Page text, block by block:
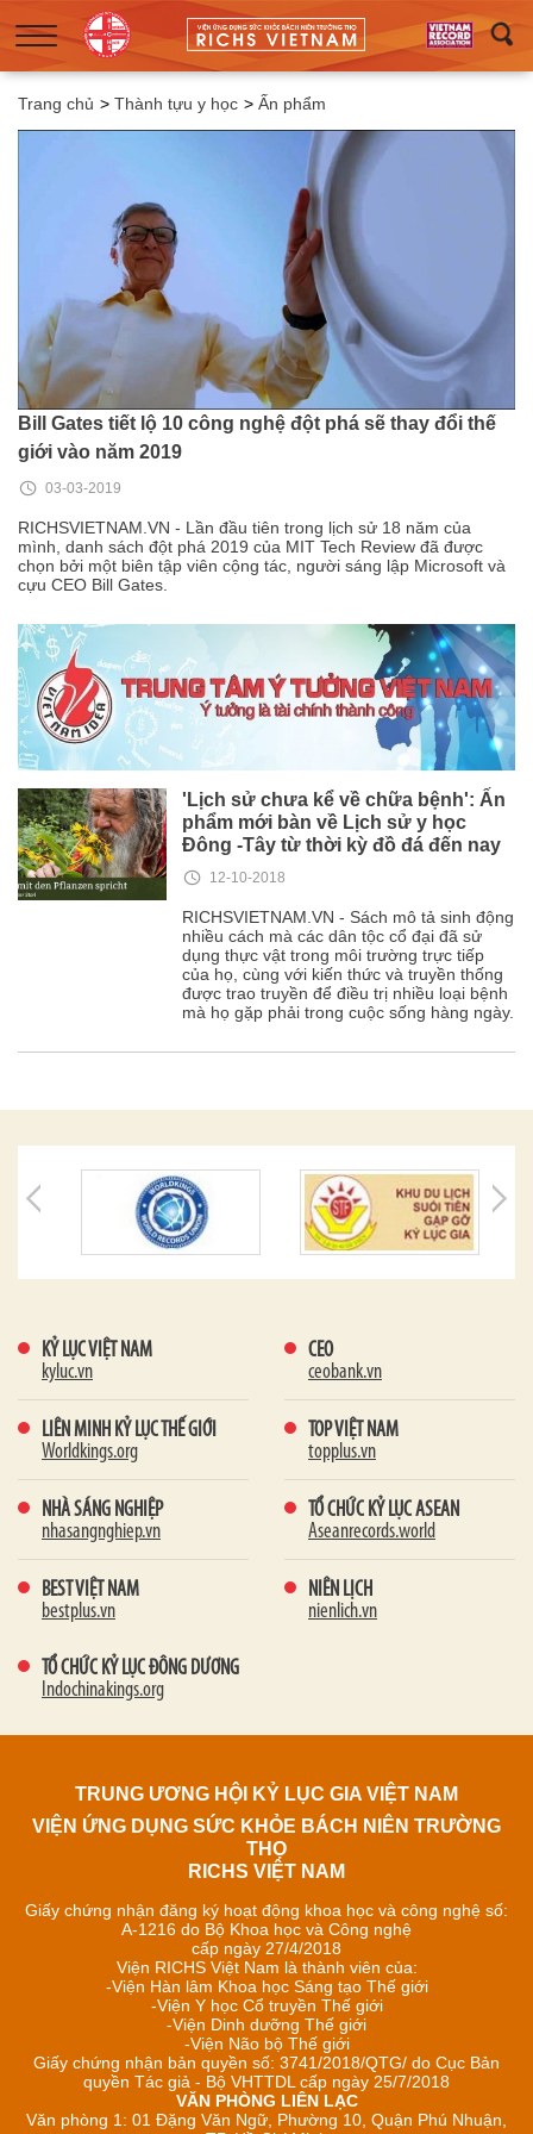
Trang chủ > Thành tựu y học > Ấn phẩm
Bill Gates tiết lộ 10 công nghệ đột phá sẽ thay đổi thế
giới vào năm 2019
03-03-2019
RICHSVIETNAM.VN - Lần đầu tiên trong lịch sử 18 năm của
mình, danh sách đột phá 2019 của MIT Tech Review đã được
chọn bởi một biên tập viên cộng tác, người sáng lập Microsoft và
cựu CEO Bill Gates.
'Lịch sử chưa kể về chữa bệnh': Ấn
phẩm mới bàn về Lịch sử y học
Đông -Tây từ thời kỳ đồ đá đến nay
12-10-2018
RICHSVIETNAM.VN - Sách mô tả sinh động
nhiều cách mà các dân tộc cổ đại đã sử
dụng thực vật trong môi trường trực tiếp
của họ, cùng với kiến ​​thức và truyền thống
được trao truyền để điều trị nhiều loại bệnh
mà họ gặp phải trong cuộc sống hàng ngày.
KỶ LỤC VIỆT NAM
kyluc.vn
CEO
ceobank.vn
LIÊN MINH KỶ LỤC THẾ GIỚI
Worldkings.org
TOP VIỆT NAM
topplus.vn
NHÀ SÁNG NGHIỆP
nhasangnghiep.vn
TỔ CHỨC KỶ LỤC ASEAN
Aseanrecords.world
BEST VIỆT NAM
bestplus.vn
NIÊN LỊCH
nienlich.vn
TỔ CHỨC KỶ LỤC ĐÔNG DƯƠNG
Indochinakings.org
TRUNG ƯƠNG HỘI KỶ LỤC GIA VIỆT NAM
VIỆN ỨNG DỤNG SỨC KHỎE BÁCH NIÊN TRƯỜNG
THỌ
RICHS VIỆT NAM
Giấy chứng nhận đăng ký hoạt động khoa học và công nghệ số:
A-1216 do Bộ Khoa học và Công nghệ
cấp ngày 27/4/2018
Viện RICHS Việt Nam là thành viên của:
-Viện Hàn lâm Khoa học Sáng tạo Thế giới
-Viện Y học Cổ truyền Thế giới
-Viện Dinh dưỡng Thế giới
-Viện Não bộ Thế giới
Giấy chứng nhận bản quyền số: 3741/2018/QTG/ do Cục Bản
quyền Tác giả - Bộ VHTTDL cấp ngày 25/7/2018
VĂN PHÒNG LIÊN LẠC
Văn phòng 1: 01 Đặng Văn Ngữ, Phường 10, Quận Phú Nhuận,